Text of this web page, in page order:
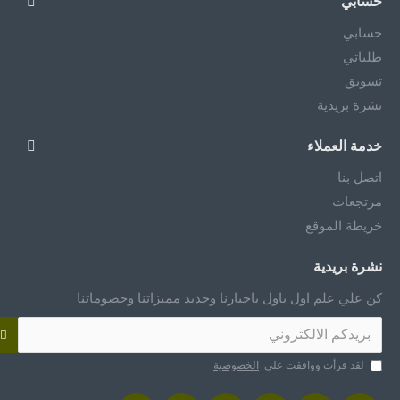
حسابي
طلباتي
تسويق
نشرة بريدية
خدمة العملاء
اتصل بنا
مرتجعات
خريطة الموقع
نشرة بريدية
كن علي علم اول باول باخبارنا وجديد مميزاتنا وخصوماتنا
لقد قرأت ووافقت على الخصوصية